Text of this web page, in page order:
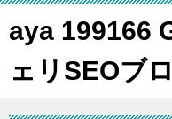
aya 199166
ェリSEOブ